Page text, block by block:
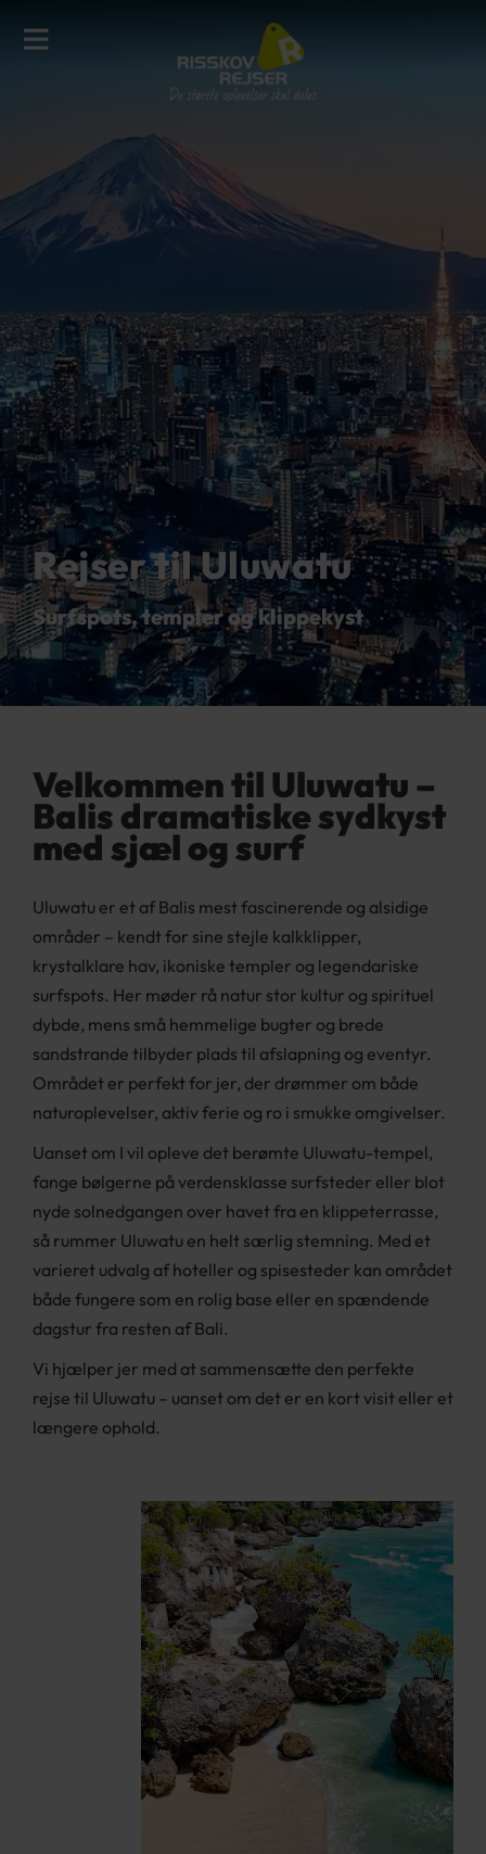
Rejser til Uluwatu
Surfspots, templer og klippekyst
Velkommen til Uluwatu –
Balis dramatiske sydkyst
med sjæl og surf
Uluwatu er et af Balis mest fascinerende og alsidige
områder – kendt for sine stejle kalkklipper,
krystalklare hav, ikoniske templer og legendariske
surfspots. Her møder rå natur stor kultur og spirituel
dybde, mens små hemmelige bugter og brede
sandstrande tilbyder plads til afslapning og eventyr.
Området er perfekt for jer, der drømmer om både
naturoplevelser, aktiv ferie og ro i smukke omgivelser.
Uanset om I vil opleve det berømte Uluwatu-tempel,
fange bølgerne på verdensklasse surfsteder eller blot
nyde solnedgangen over havet fra en klippeterrasse,
så rummer Uluwatu en helt særlig stemning. Med et
varieret udvalg af hoteller og spisesteder kan området
både fungere som en rolig base eller en spændende
dagstur fra resten af Bali.
Vi hjælper jer med at sammensætte den perfekte
rejse til Uluwatu – uanset om det er en kort visit eller et
længere ophold.